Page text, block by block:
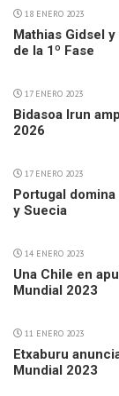
18 ENERO 2023
Mathias Gidsel
de la 1º Fase
17 ENERO 2023
Bidasoa Irun
2026
17 ENERO 2023
Portugal
y Suecia
14 ENERO 2023
Una Chile en
Mundial 2023
11 ENERO 2023
Etxaburu
Mundial 2023